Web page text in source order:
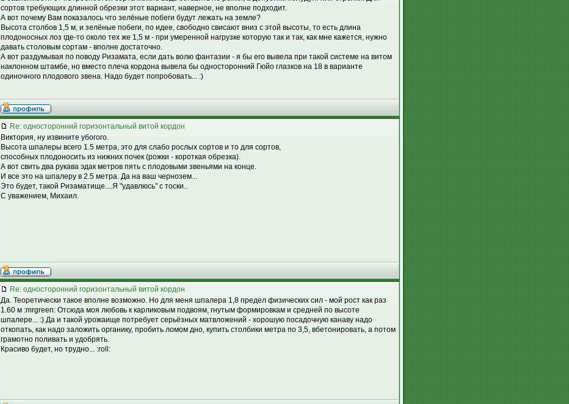
сортов требующих длинной обрезки этот вариант, наверное, не вполне подходит.
А вот почему Вам показалось что зелёные побеги будут лежать на земле?
Высота столбов 1,5 м, и зелёные побеги, по идее, свободно свисают вниз с этой высоты, то есть длина
плодоносных лоз где-то около тех же 1,5 м - при умеренной нагрузке которую так и так, как мне кажется, нужно
давать столовым сортам - вполне достаточно.
А вот раздумывая по поводу Ризамата, если дать волю фантазии - я бы его вывела при такой системе на витом
наклонном штамбе, но вместо плеча кордона вывела бы односторонний Гюйо глазков на 18 в варианте
одиночного плодового звена. Надо будет попробовать... :)
Re: односторонний горизонтальный витой кордон
Виктория, ну извините убогого.
Высота шпалеры всего 1.5 метра, это для слабо рослых сортов и то для сортов,
способных плодоносить из нижних почек (рожки - короткая обрезка).
А вот свить два рукава эдак метров пять с плодовыми звеньями на конце.
И все это на шпалеру в 2.5 метра. Да на ваш чернозем...
Это будет, такой Ризаматище....Я "удавлюсь" с тоски..
С уважением, Михаил.
Re: односторонний горизонтальный витой кордон
Да. Теоретически такое вполне возможно. Но для меня шпалера 1,8 предел физических сил - мой рост как раз
1.60 м :mrgreen: Отсюда моя любовь к карликовым подвоям, гнутым формировкам и средней по высоте
шпалере... :) Да и такой урожаище потребует серьёзных матвложений - хорошую посадочную канаву надо
откопать, как надо заложить органику, пробить ломом дно, купить столбики метра по 3,5, вбетонировать, а потом
грамотно поливать и удобрять.
Красиво будет, но трудно... :roll: